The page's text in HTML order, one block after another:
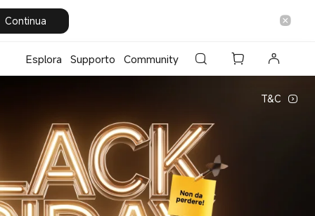
Continua
Esplora Supporto Community
T&C